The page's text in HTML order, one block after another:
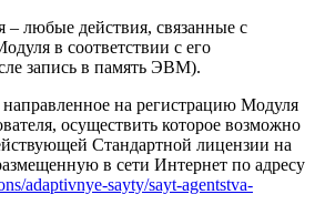
– любые действия, связанные с
в соответствии с его
запись в память ЭВМ).
направленное на регистрацию Модуля
осуществить которое возможно
Стандартной лицензии на
в сети Интернет по адресу
adaptivnye-sayty/sayt-agentstva-